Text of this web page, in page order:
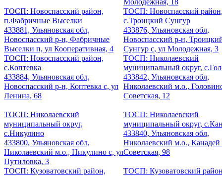
Молодежная, 18
ТОСП: Новоспасский район,
п.Фабричные Выселки
433881, Ульяновская обл,
Новоспасский р-н, Фабричные
Выселки п, ул Кооперативная, 4
ТОСП: Новоспасский
с.Троицкий Сунгур
433876, Ульяновская обл,
Новоспасский р-н,
Сунгур с, ул Молодежная, 3
ТОСП: Новоспасский район,
с.Коптевка
433884, Ульяновская обл,
Новоспасский р-н, Коптевка с, ул
Ленина, 68
ТОСП: Николаевский
муниципальный округ,
433842, Ульяновская обл,
Николаевский м.о.,
Советская, 12
ТОСП: Николаевский
муниципальный округ,
с.Никулино
433800, Ульяновская обл,
Николаевский м.о., Никулино с, ул
Путиловка, 3
ТОСП: Николаевский
муниципальный округ,
433840, Ульяновская обл,
Николаевский м.о., Канадей
Советская, 98
ТОСП: Кузоватовский район,
ТОСП: Кузоватовский